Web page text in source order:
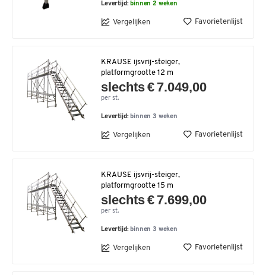
Levertijd: binnen 2 weken
Vergelijken Favorietenlijst
KRAUSE ijsvrij-steiger,
platformgrootte 12 m
slechts € 7.049,00
per st.
Levertijd: binnen 3 weken
Vergelijken Favorietenlijst
KRAUSE ijsvrij-steiger,
platformgrootte 15 m
slechts € 7.699,00
per st.
Levertijd: binnen 3 weken
Vergelijken Favorietenlijst